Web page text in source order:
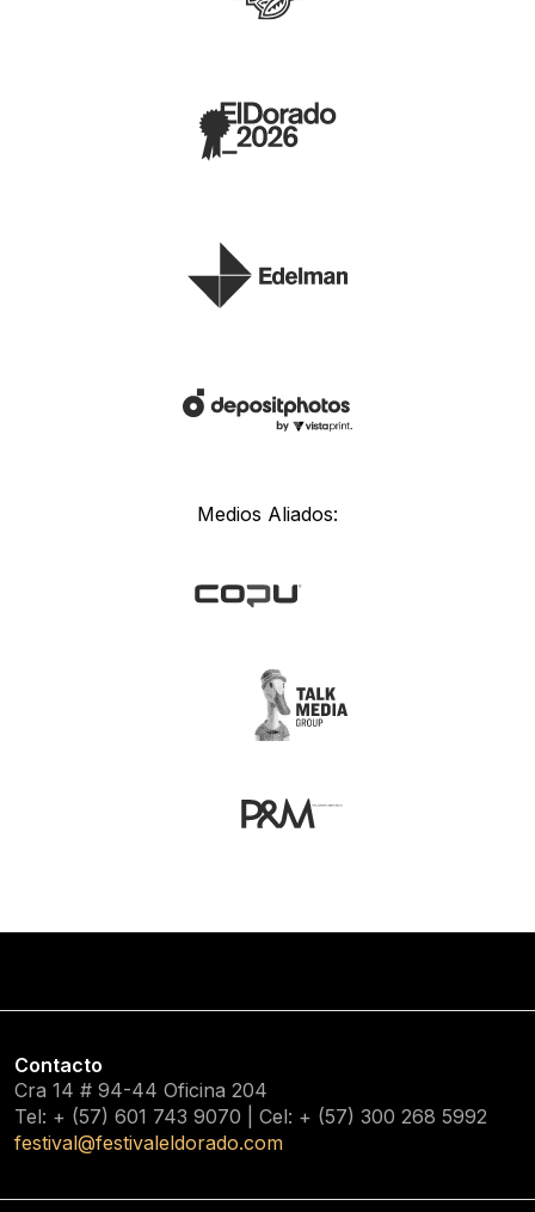
Medios Aliados:
Contacto
Cra 14 # 94-44 Oficina 204
Tel: + (57) 601 743 9070 | Cel: + (57) 300 268 5992
festival@festivaleldorado.com